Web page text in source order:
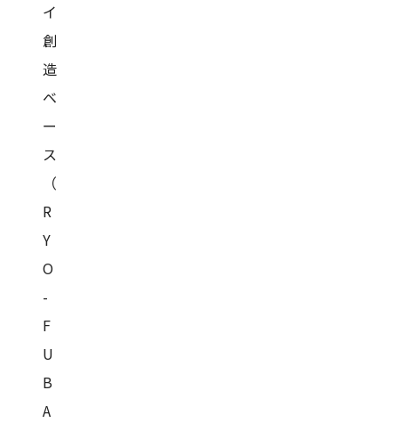
イ
創
造
ベ
ー
ス
（
R
Y
O
-
F
U
B
A